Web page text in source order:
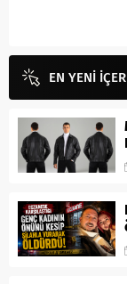
EN YENİ